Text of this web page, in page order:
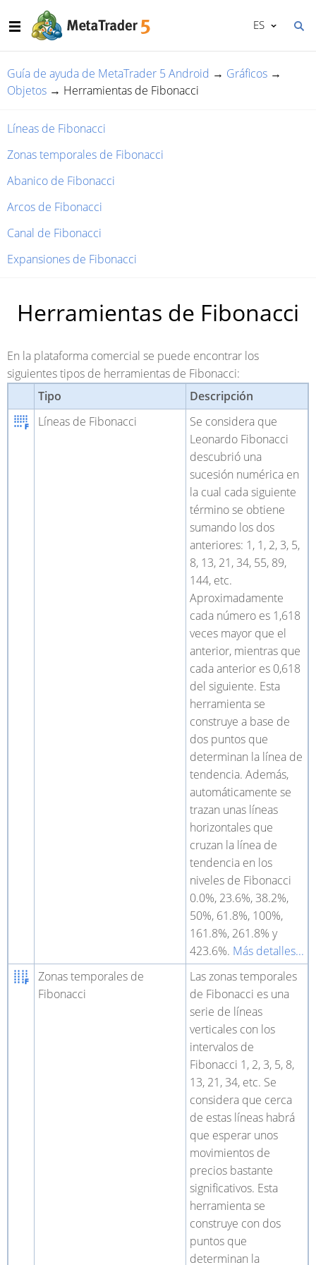
ES
Guía de ayuda de MetaTrader 5 Android → Gráficos →
Objetos → Herramientas de Fibonacci
Líneas de Fibonacci
Zonas temporales de Fibonacci
Abanico de Fibonacci
Arcos de Fibonacci
Canal de Fibonacci
Expansiones de Fibonacci
Herramientas de Fibonacci
En la plataforma comercial se puede encontrar los
siguientes tipos de herramientas de Fibonacci:
Tipo
Descripción
Líneas de Fibonacci
Se considera que
Leonardo Fibonacci
descubrió una
sucesión numérica en
la cual cada siguiente
término se obtiene
sumando los dos
anteriores: 1, 1, 2, 3, 5,
8, 13, 21, 34, 55, 89,
144, etc.
Aproximadamente
cada número es 1,618
veces mayor que el
anterior, mientras que
cada anterior es 0,618
del siguiente. Esta
herramienta se
construye a base de
dos puntos que
determinan la línea de
tendencia. Además,
automáticamente se
trazan unas líneas
horizontales que
cruzan la línea de
tendencia en los
niveles de Fibonacci
0.0%, 23.6%, 38.2%,
50%, 61.8%, 100%,
161.8%, 261.8% y
423.6%. Más detalles...
Zonas temporales de
Fibonacci
Las zonas temporales
de Fibonacci es una
serie de líneas
verticales con los
intervalos de
Fibonacci 1, 2, 3, 5, 8,
13, 21, 34, etc. Se
considera que cerca
de estas líneas habrá
que esperar unos
movimientos de
precios bastante
significativos. Esta
herramienta se
construye con dos
puntos que
determinan la